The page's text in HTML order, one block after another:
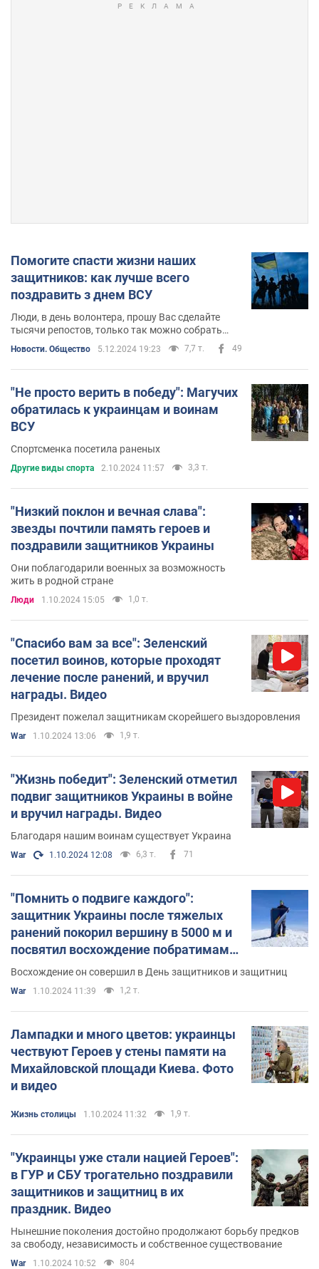
Помогите спасти жизни наших
защитников: как лучше всего
поздравить з днем ВСУ
Люди, в день волонтера, прошу Вас сделайте
тысячи репостов, только так можно собрать
Новости. Общество 5.12.2024 19:23 7,7 т. 49
"Не просто верить в победу": Магучих
обратилась к украинцам и воинам
ВСУ
Спортсменка посетила раненых
Другие виды спорта 2.10.2024 11:57 3,3 т.
"Низкий поклон и вечная слава":
звезды почтили память героев и
поздравили защитников Украины
Они поблагодарили военных за возможность
жить в родной стране
Люди 1.10.2024 15:05 1,0 т.
"Спасибо вам за все": Зеленский
посетил воинов, которые проходят
лечение после ранений, и вручил
награды. Видео
Президент пожелал защитникам скорейшего выздоровления
War 1.10.2024 13:06 1,9 т.
"Жизнь победит": Зеленский отметил
подвиг защитников Украины в войне
и вручил награды. Видео
Благодаря нашим воинам существует Украина
War 1.10.2024 12:08 6,3 т. 71
"Помнить о подвиге каждого":
защитник Украины после тяжелых
ранений покорил вершину в 5000 м и
посвятил восхождение побратимам.
Видео
Восхождение он совершил в День защитников и защитниц
War 1.10.2024 11:39 1,2 т.
Лампадки и много цветов: украинцы
чествуют Героев у стены памяти на
Михайловской площади Киева. Фото
и видео
Жизнь столицы 1.10.2024 11:32 1,9 т.
"Украинцы уже стали нацией Героев":
в ГУР и СБУ трогательно поздравили
защитников и защитниц в их
праздник. Видео
Нынешние поколения достойно продолжают борьбу предков
за свободу, независимость и собственное существование
War 1.10.2024 10:52 804